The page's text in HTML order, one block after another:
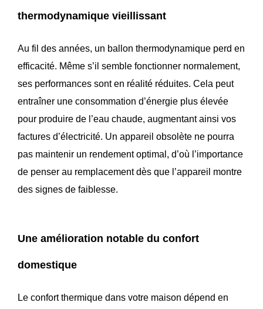
thermodynamique vieillissant
Au fil des années, un ballon thermodynamique perd en
efficacité. Même s’il semble fonctionner normalement,
ses performances sont en réalité réduites. Cela peut
entraîner une consommation d’énergie plus élevée
pour produire de l’eau chaude, augmentant ainsi vos
factures d’électricité. Un appareil obsolète ne pourra
pas maintenir un rendement optimal, d’où l’importance
de penser au remplacement dès que l’appareil montre
des signes de faiblesse.
Une amélioration notable du confort
domestique
Le confort thermique dans votre maison dépend en